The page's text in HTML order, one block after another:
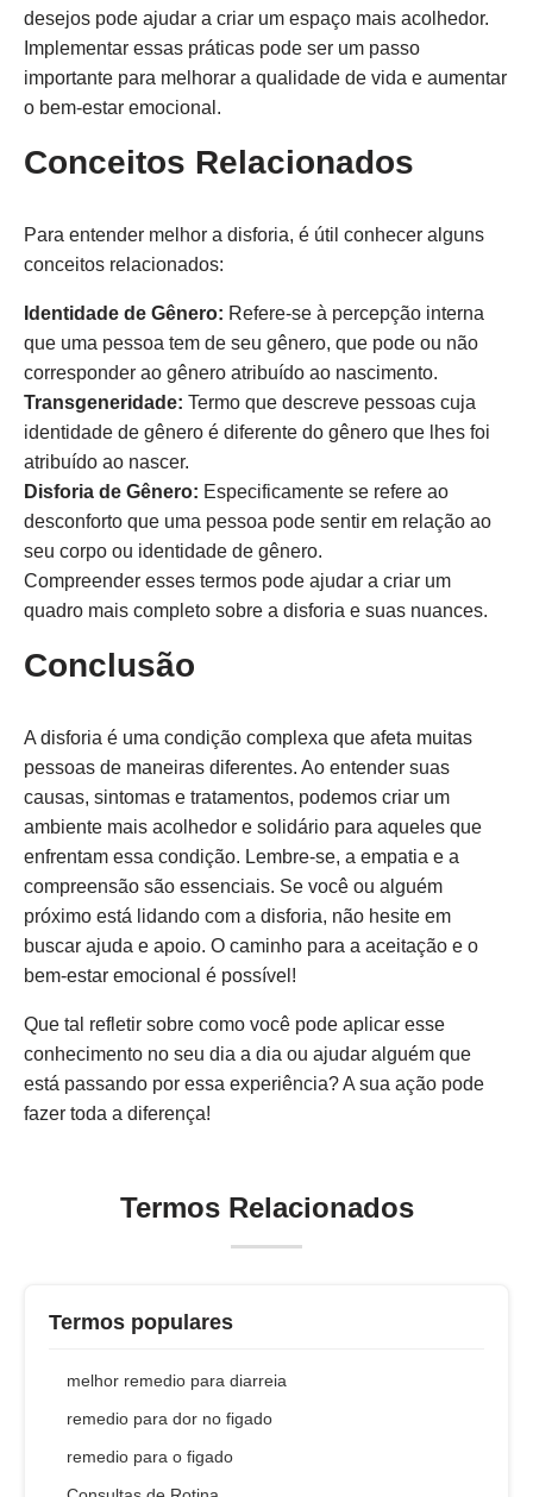
desejos pode ajudar a criar um espaço mais acolhedor.
Implementar essas práticas pode ser um passo
importante para melhorar a qualidade de vida e aumentar
o bem-estar emocional.
Conceitos Relacionados
Para entender melhor a disforia, é útil conhecer alguns
conceitos relacionados:
Identidade de Gênero: Refere-se à percepção interna
que uma pessoa tem de seu gênero, que pode ou não
corresponder ao gênero atribuído ao nascimento.
Transgeneridade: Termo que descreve pessoas cuja
identidade de gênero é diferente do gênero que lhes foi
atribuído ao nascer.
Disforia de Gênero: Especificamente se refere ao
desconforto que uma pessoa pode sentir em relação ao
seu corpo ou identidade de gênero.
Compreender esses termos pode ajudar a criar um
quadro mais completo sobre a disforia e suas nuances.
Conclusão
A disforia é uma condição complexa que afeta muitas
pessoas de maneiras diferentes. Ao entender suas
causas, sintomas e tratamentos, podemos criar um
ambiente mais acolhedor e solidário para aqueles que
enfrentam essa condição. Lembre-se, a empatia e a
compreensão são essenciais. Se você ou alguém
próximo está lidando com a disforia, não hesite em
buscar ajuda e apoio. O caminho para a aceitação e o
bem-estar emocional é possível!
Que tal refletir sobre como você pode aplicar esse
conhecimento no seu dia a dia ou ajudar alguém que
está passando por essa experiência? A sua ação pode
fazer toda a diferença!
Termos Relacionados
Termos populares
melhor remedio para diarreia
remedio para dor no figado
remedio para o figado